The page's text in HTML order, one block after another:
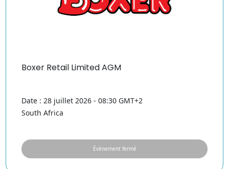
Boxer Retail Limited AGM
Date : 28 juillet 2026 - 08:30 GMT+2
South Africa
Événement fermé